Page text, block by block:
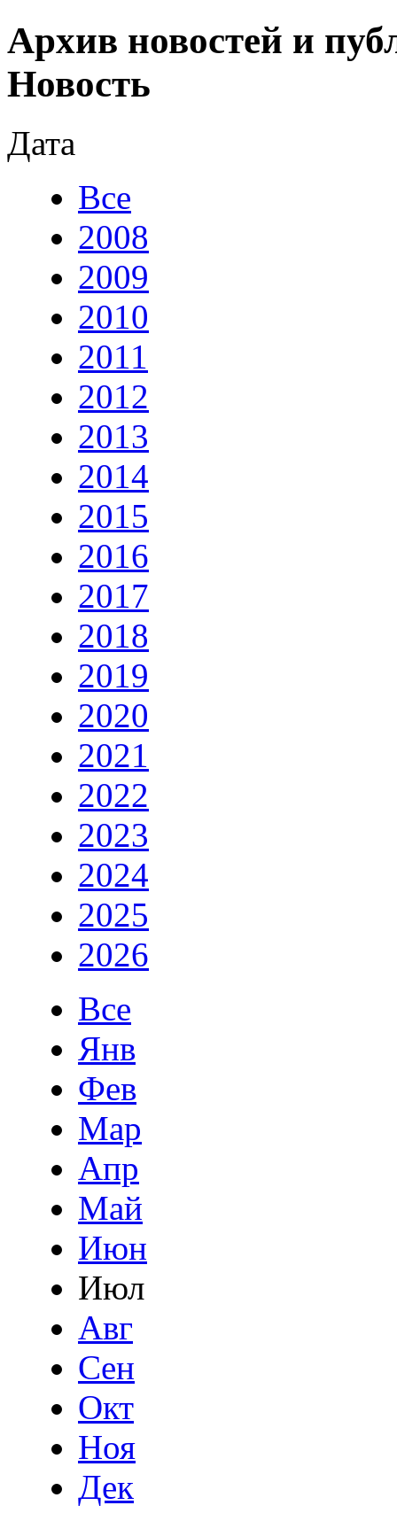
Архив новостей и
Новость
Дата
Все
2008
2009
2010
2011
2012
2013
2014
2015
2016
2017
2018
2019
2020
2021
2022
2023
2024
2025
2026
Все
Янв
Фев
Мар
Апр
Май
Июн
Июл
Авг
Сен
Окт
Ноя
Дек